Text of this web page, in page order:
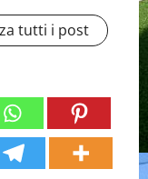
tutti i post